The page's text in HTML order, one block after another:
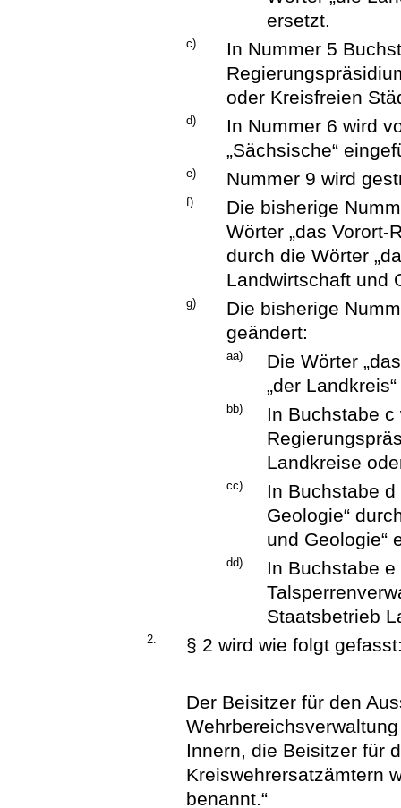
ersetzt.
c)
In Nummer 5
oder Kreisfreien
d)
In Nummer 6 wird
„Sächsische“
e) Nummer 9 wird
f)
Die bisherige
Wörter „das Vorort-
durch die Wörter
Landwirtschaft und
g)
Die bisherige
geändert:
aa)
Die Wörter
„der
bb)
In Buchstabe c
Landkreise
cc)
In Buchstabe
Geologie“
und Geologie“
dd)
In Buchstabe e
Staatsbetrieb
2. § 2 wird wie folgt
Der Beisitzer für den
Innern, die Beisitzer für
Kreiswehrersatzämtern
benannt.“